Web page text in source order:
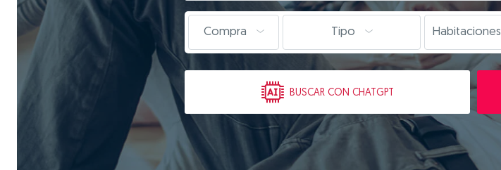
Compra Tipo Habitaciones
BUSCARCON CHATGPT